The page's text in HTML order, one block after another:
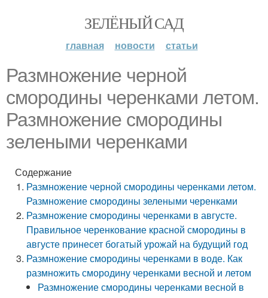
ЗЕЛЁНЫЙ САД
главная новости статьи
Размножение черной
смородины черенками летом.
Размножение смородины
зелеными черенками
Содержание
Размножение черной смородины черенками летом.
Размножение смородины зелеными черенками
Размножение смородины черенками в августе.
Правильное черенкование красной смородины в
августе принесет богатый урожай на будущий год
Размножение смородины черенками в воде. Как
размножить смородину черенками весной и летом
Размножение смородины черенками весной в